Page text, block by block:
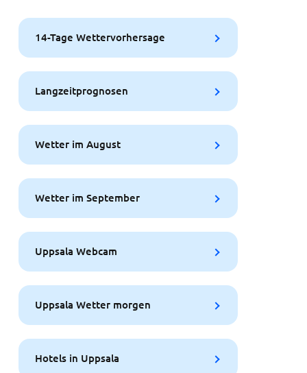
14-Tage Wettervorhersage
Langzeitprognosen
Wetter im August
Wetter im September
Uppsala Webcam
Uppsala Wetter morgen
Hotels in Uppsala